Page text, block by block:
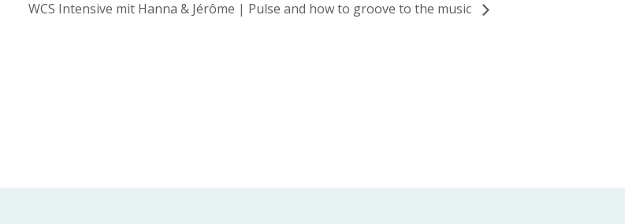
WCS Intensive mit Hanna & Jérôme | Pulse and how to groove to the music